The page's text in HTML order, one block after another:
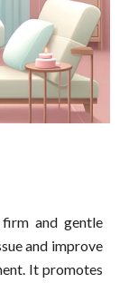
and gentle
and improve
It promotes